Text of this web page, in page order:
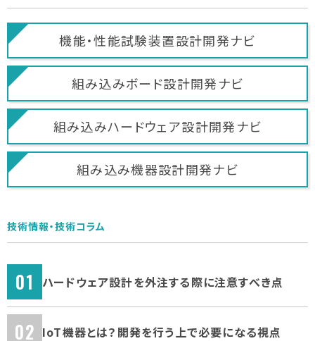
機能・性能試験装置設計開発ナビ
組み込みボード設計開発ナビ
組み込みハードウェア設計開発ナビ
組み込み機器設計開発ナビ
技術情報・技術コラム
ハードウェア設計を外注する際に注意すべき点
IoT機器とは？開発を行う上で必要になる視点